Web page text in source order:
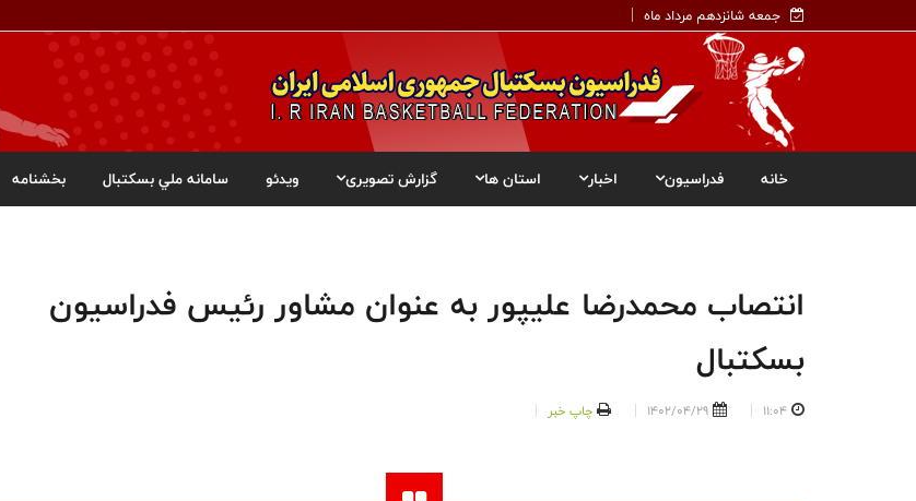
جمعه شانزدهم مرداد ماه
خانه فدراسیون اخبار استان ها گزارش تصویری ویدئو سامانه ملي بسکتبال بخشنامه
انتصاب محمدرضا علیپور به عنوان مشاور رئیس فدراسیون
بسکتبال
11:04
1402/04/29 چاپ خبر